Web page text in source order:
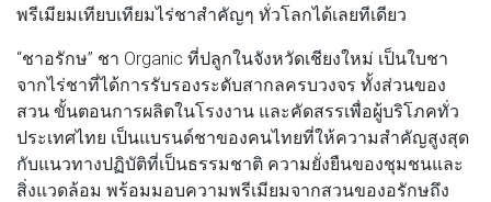
พรีเมียมเทียบเทียมไร่ชาสำคัญๆ ทั่วโลกได้เลยทีเดียว
“ชาอรักษ” ชา Organic ที่ปลูกในจังหวัดเชียงใหม่ เป็นใบชา
จากไร่ชาที่ได้การรับรองระดับสากลครบวงจร ทั้งส่วนของ
สวน ขั้นตอนการผลิตในโรงงาน และคัดสรรเพื่อผู้บริโภคทั่ว
ประเทศไทย เป็นแบรนด์ชาของคนไทยที่ให้ความสำคัญสูงสุด
กับแนวทางปฏิบัติที่เป็นธรรมชาติ ความยั่งยืนของชุมชนและ
สิ่งแวดล้อม พร้อมมอบความพรีเมียมจากสวนของอรักษถึง